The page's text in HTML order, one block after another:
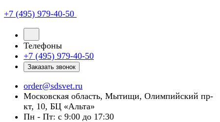
+7 (495) 979-40-50
Телефоны
+7 (495) 979-40-50
Заказать звонок
order@sdsvet.ru
Московская область, Мытищи, Олимпийский пр-
кт, 10, БЦ «Альта»
Пн - Пт: с 9:00 до 17:30